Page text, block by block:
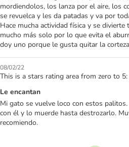
mordiendolos, los lanza por el aire, los
se revuelca y les da patadas y va por
Hace mucha actividad física y se
mucho más solo por lo que evita el
doy uno porque le gusta quitar la
08/02/22
This is a stars rating area from zero to
Le encantan
Mi gato se vuelve loco con estos
con él y lo muerde hasta destrozarlo.
recomiendo.